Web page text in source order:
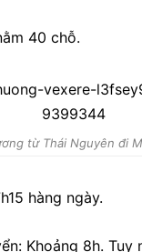
40 chỗ.
từ Thái Nguyên đi
hàng ngày.
Khoảng 8h. Tuy